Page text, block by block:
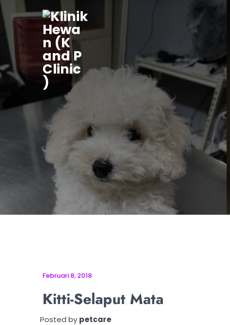
Februari 8, 2018
Kitti-Selaput Mata
Posted by petcare